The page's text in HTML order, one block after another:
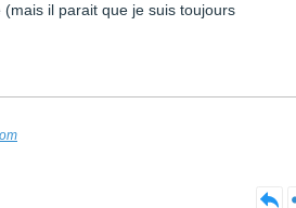
il parait que je suis toujours